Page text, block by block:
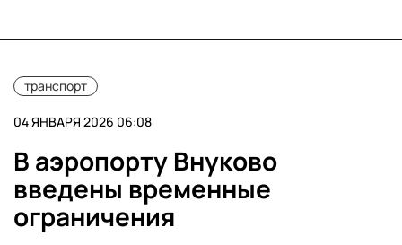
транспорт
04 ЯНВАРЯ 2026 06:08
В аэропорту Внуково
введены временные
ограничения